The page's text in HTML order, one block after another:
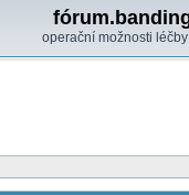
operační možnosti